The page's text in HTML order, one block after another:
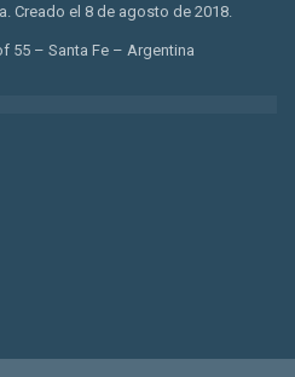
Creado el 8 de agosto de 2018.
55 – Santa Fe – Argentina